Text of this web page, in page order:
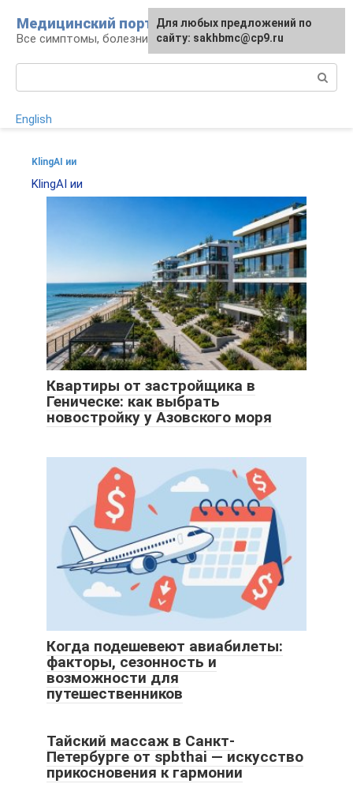
контенту
Медицинский портал
Все симптомы, болезни и их лечение
English
KlingAI ии
KlingAI ии
Квартиры от застройщика в
Геническе: как выбрать
новостройку у Азовского моря
Когда подешевеют авиабилеты:
факторы, сезонность и
возможности для
путешественников
Тайский массаж в Санкт-
Петербурге от spbthai — искусство
прикосновения к гармонии
Для любых предложений по
сайту: sakhbmc@cp9.ru